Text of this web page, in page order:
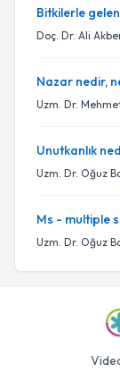
Bitkilerle
Doç. Dr. Ali
Nazar nedir,
Uzm. Dr.
Unutkanlık
Uzm. Dr. Oğuz
Ms - multiple
Uzm. Dr. Oğuz